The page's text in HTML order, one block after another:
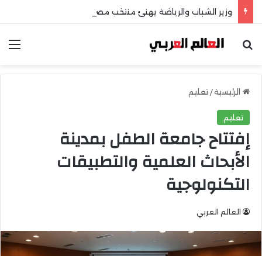
وزير الشباب والرياضة يهنئ منتخب مصر للشطرنج
بحث عن
الرئيسية/ تعليم
تعليم
إفتتاح جامعة الطفل بمدينة
الأبحاث العلمية والتطبيقات
التكنولوجية
العالم العربي